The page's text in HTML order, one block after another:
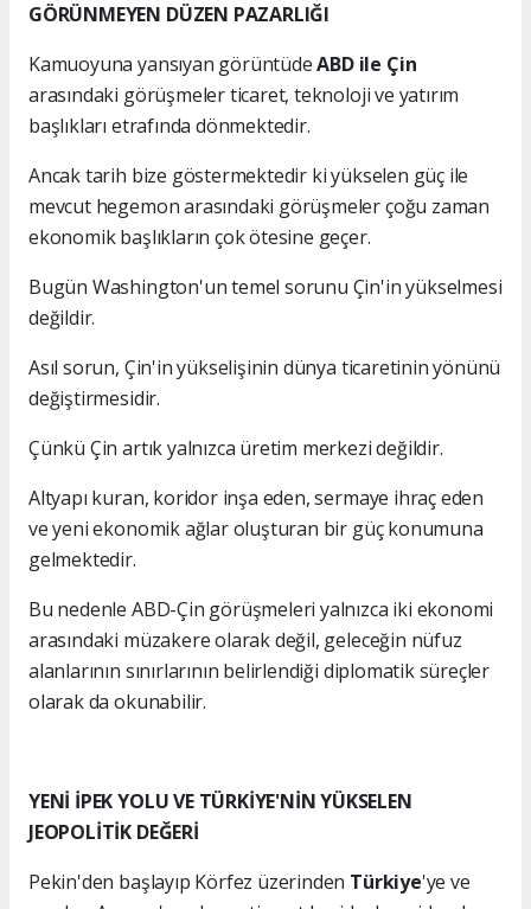
GÖRÜNMEYEN DÜZEN PAZARLIĞI
Kamuoyuna yansıyan görüntüdeABD ile Çin
arasındaki görüşmeler ticaret, teknoloji ve yatırım
başlıkları etrafında dönmektedir.
Ancak tarih bize göstermektedir ki yükselen güç ile
mevcut hegemon arasındaki görüşmeler çoğu zaman
ekonomik başlıkların çok ötesine geçer.
Bugün Washington'un temel sorunu Çin'in yükselmesi
değildir.
Asıl sorun, Çin'in yükselişinin dünya ticaretinin yönünü
değiştirmesidir.
Çünkü Çin artık yalnızca üretim merkezi değildir.
Altyapı kuran, koridor inşa eden, sermaye ihraç eden
ve yeni ekonomik ağlar oluşturan bir güç konumuna
gelmektedir.
Bu nedenle ABD-Çin görüşmeleri yalnızca iki ekonomi
arasındaki müzakere olarak değil, geleceğin nüfuz
alanlarının sınırlarının belirlendiği diplomatik süreçler
olarak da okunabilir.
YENİ İPEK YOLU VE TÜRKİYE'NİN YÜKSELEN
JEOPOLİTİK DEĞERİ
Pekin'den başlayıp Körfez üzerinden Türkiye'ye ve